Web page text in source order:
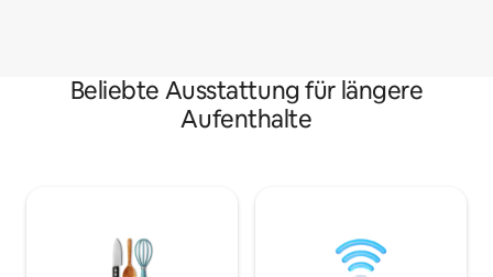
Beliebte Ausstattung für längere
Aufenthalte